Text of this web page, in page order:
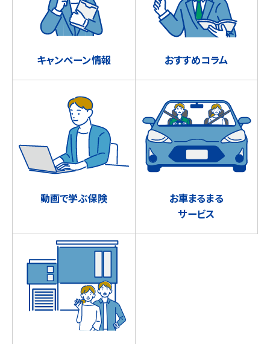
キャンペーン情報 おすすめコラム
動画で学ぶ保険
お車まるまる
サービス